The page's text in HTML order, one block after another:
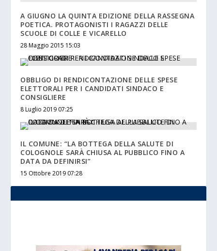
A GIUGNO LA QUINTA EDIZIONE DELLA RASSEGNA
POETICA. PROTAGONISTI I RAGAZZI DELLE
SCUOLE DI COLLE E VICARELLO
28 Maggio 2015 15:03
OBBLIGO DI RENDICONTAZIONE DELLE SPESE
ELETTORALI PER I CANDIDATI SINDACO E
CONSIGLIERE
8 Luglio 2019 07:25
IL COMUNE: “LA BOTTEGA DELLA SALUTE DI
COLOGNOLE SARÀ CHIUSA AL PUBBLICO FINO A
DATA DA DEFINIRSI”
15 Ottobre 2019 07:28